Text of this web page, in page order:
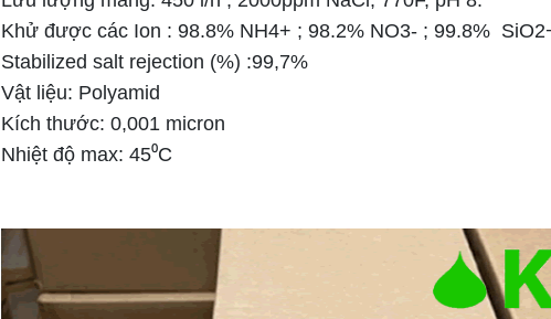
Khử được các Ion : 98.8% NH4+ ; 98.2% NO3- ; 99.8%
Stabilized salt rejection (%) :99,7%
Vật liệu: Polyamid
Kích thước: 0,001 micron
Nhiệt độ max: 45⁰C